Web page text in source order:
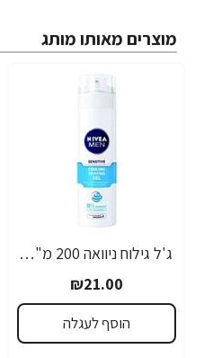
מוצרים מאותו מותג
ג'ל גילוח ניוואה 200 מ"ל- מבית NIVEA
₪21.00
הוסף לעגלה